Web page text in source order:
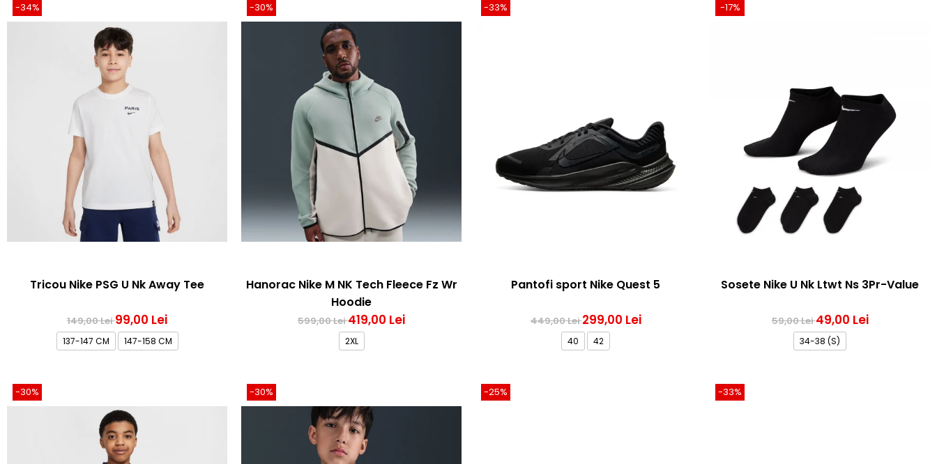
-34%
Tricou Nike PSG U Nk Away Tee
149,00 Lei99,00 Lei
137-147 CM 147-158 CM
-30%
Hanorac Nike M NK Tech Fleece Fz Wr
Hoodie
599,00 Lei419,00 Lei
2XL
-33%
Pantofi sport Nike Quest 5
449,00 Lei299,00 Lei
40 42
-17%
Sosete Nike U Nk Ltwt Ns 3Pr-Value
59,00 Lei49,00 Lei
34-38 (S)
-30% -30% -25% -33%